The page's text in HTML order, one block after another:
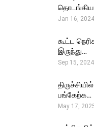
Jan 16, 2024
கூட்ட
இருந்து…
Sep 15, 2024
பங்கேற்க…
May 17,